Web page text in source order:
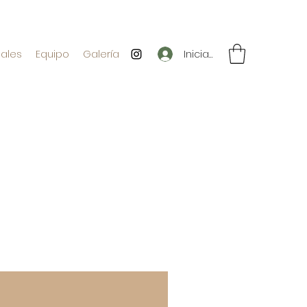
Equipo Galería Iniciar sesión